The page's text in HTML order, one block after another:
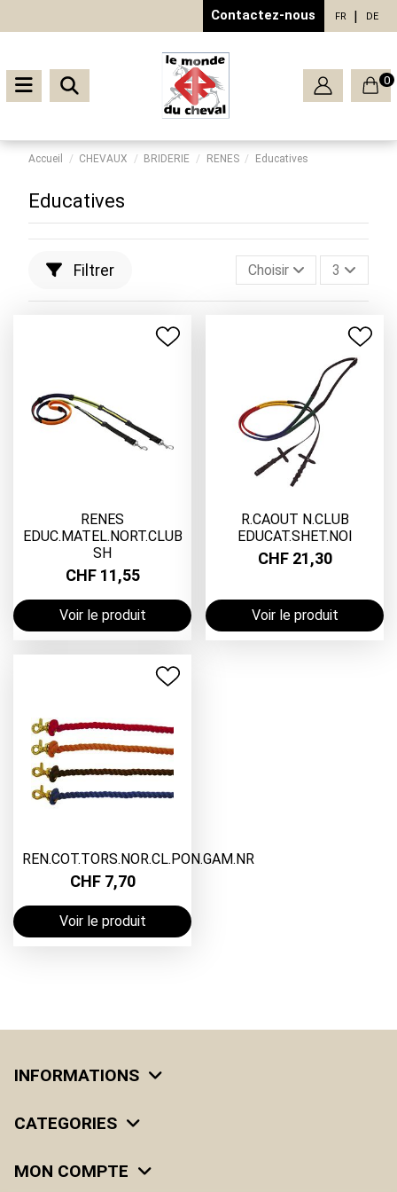
Contactez-nous FR DE
0
Accueil CHEVAUX BRIDERIE RENES Educatives
Educatives
Filtrer Choisir 3
RENES
EDUC.MATEL.NORT.CLUB
SH
CHF 11,55
Voir le produit
R.CAOUT N.CLUB
EDUCAT.SHET.NOI
CHF 21,30
Voir le produit
REN.COT.TORS.NOR.CL.PON.GAM.NR
CHF 7,70
Voir le produit
INFORMATIONS
CATEGORIES
MON COMPTE